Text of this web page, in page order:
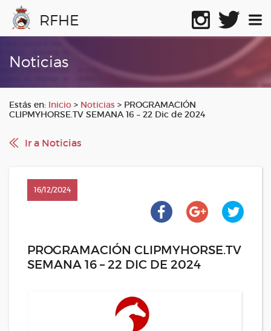
RFHE
Noticias
Estás en: Inicio > Noticias > PROGRAMACIÓN
CLIPMYHORSE.TV SEMANA 16 – 22 Dic de 2024
Ir a Noticias
16/12/2024
PROGRAMACIÓN CLIPMYHORSE.TV
SEMANA 16 – 22 DIC DE 2024